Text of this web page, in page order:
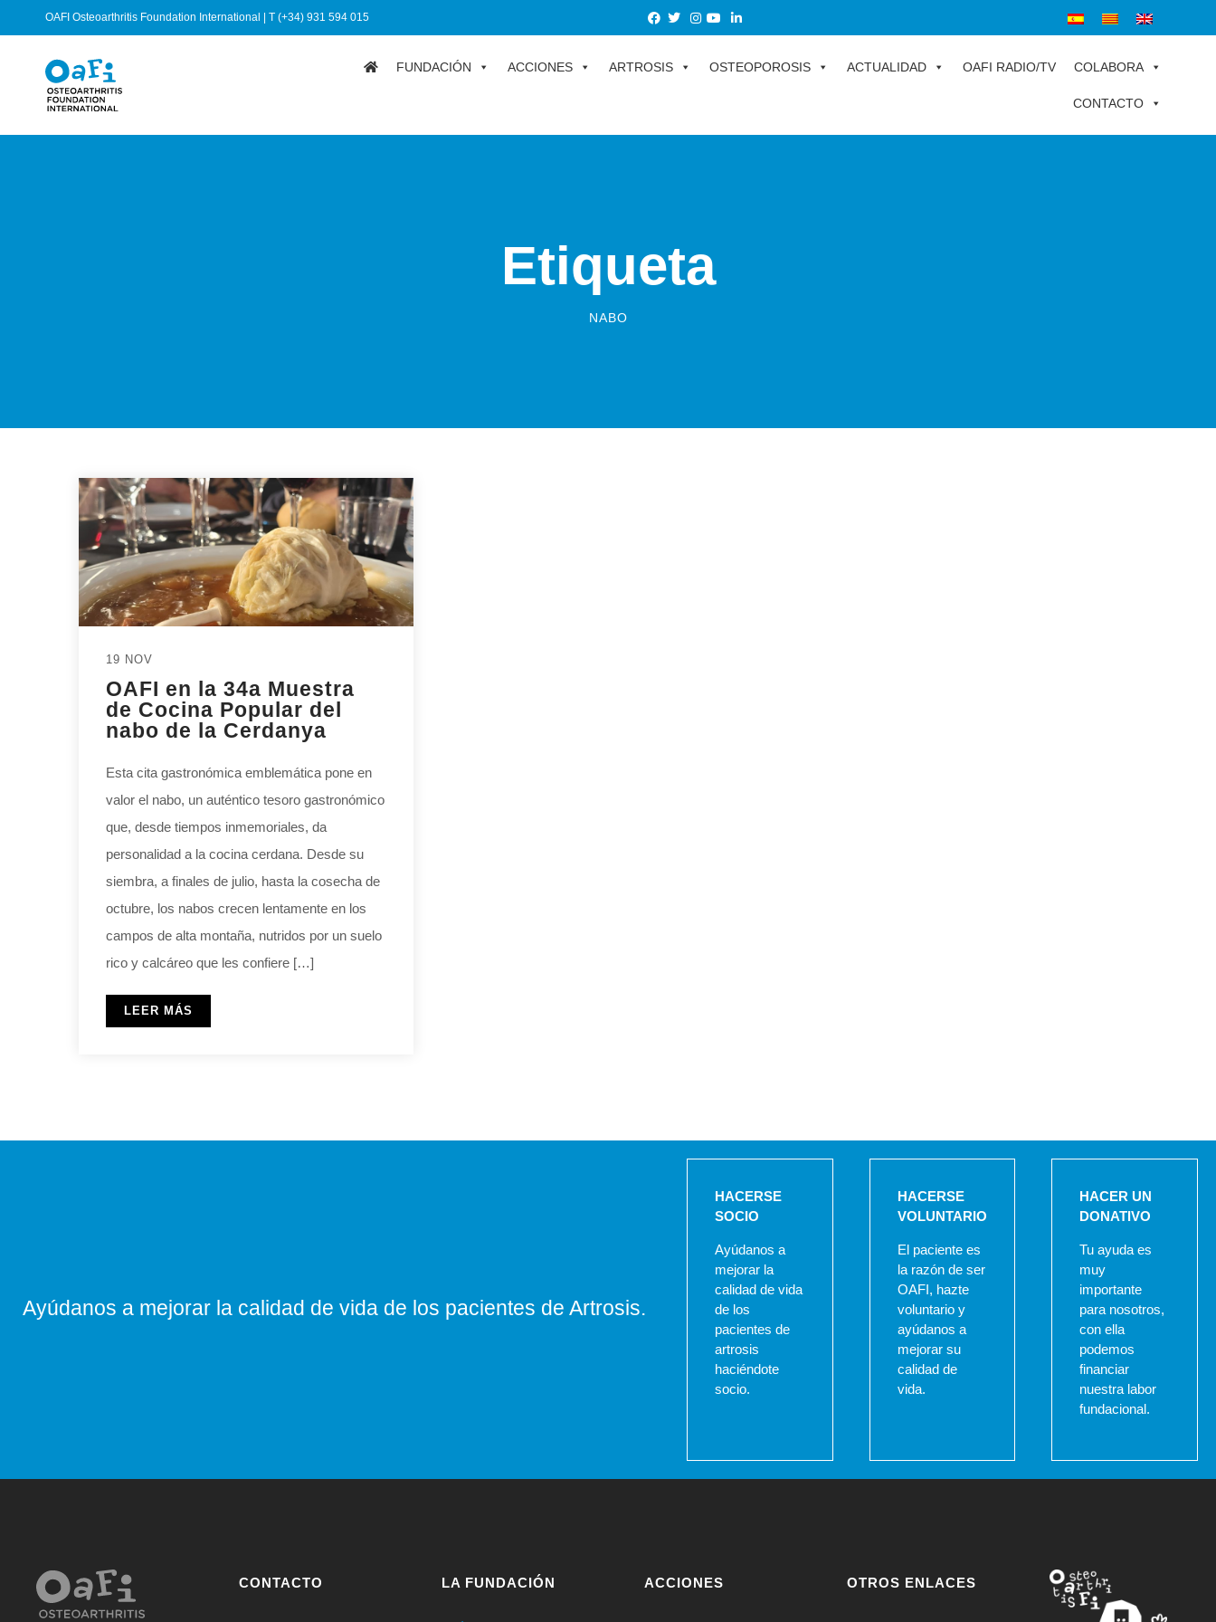
OAFI Osteoarthritis Foundation International | T (+34) 931 594 015
FUNDACIÓN ACCIONES ARTROSIS OSTEOPOROSIS ACTUALIDAD OAFI RADIO/TV COLABORA
CONTACTO
Etiqueta
NABO
19 NOV
OAFI en la 34a Muestra
de Cocina Popular del
nabo de la Cerdanya
Esta cita gastronómica emblemática pone en
valor el nabo, un auténtico tesoro gastronómico
que, desde tiempos inmemoriales, da
personalidad a la cocina cerdana. Desde su
siembra, a finales de julio, hasta la cosecha de
octubre, los nabos crecen lentamente en los
campos de alta montaña, nutridos por un suelo
rico y calcáreo que les confiere […]
LEER MÁS
Ayúdanos a mejorar la calidad de vida de los pacientes de Artrosis.
HACERSE
SOCIO
Ayúdanos a
mejorar la
calidad de vida
de los
pacientes de
artrosis
haciéndote
socio.
HACERSE
VOLUNTARIO
El paciente es
la razón de ser
OAFI, hazte
voluntario y
ayúdanos a
mejorar su
calidad de
vida.
HACER UN
DONATIVO
Tu ayuda es
muy
importante
para nosotros,
con ella
podemos
financiar
nuestra labor
fundacional.
CONTACTO LA FUNDACIÓN ACCIONES OTROS ENLACES